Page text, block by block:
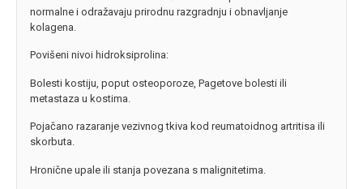
normalne i odražavaju prirodnu razgradnju i obnavljanje
kolagena.
Povišeni nivoi hidroksiprolina:
Bolesti kostiju, poput osteoporoze, Pagetove bolesti ili
metastaza u kostima.
Pojačano razaranje vezivnog tkiva kod reumatoidnog artritisa ili
skorbuta.
Hronične upale ili stanja povezana s malignitetima.